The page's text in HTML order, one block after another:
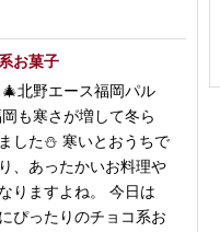
お菓子
北野エース福岡パル
も寒さが増して冬ら
した⛄️ 寒いとおうちで
、あったかいお料理や
りますよね。 今日は
ぴったりのチョコ系お